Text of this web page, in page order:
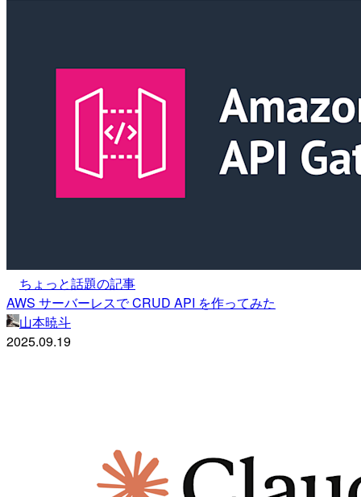
ちょっと話題の記事
AWS サーバーレスで CRUD API を作ってみた
山本暁斗
2025.09.19